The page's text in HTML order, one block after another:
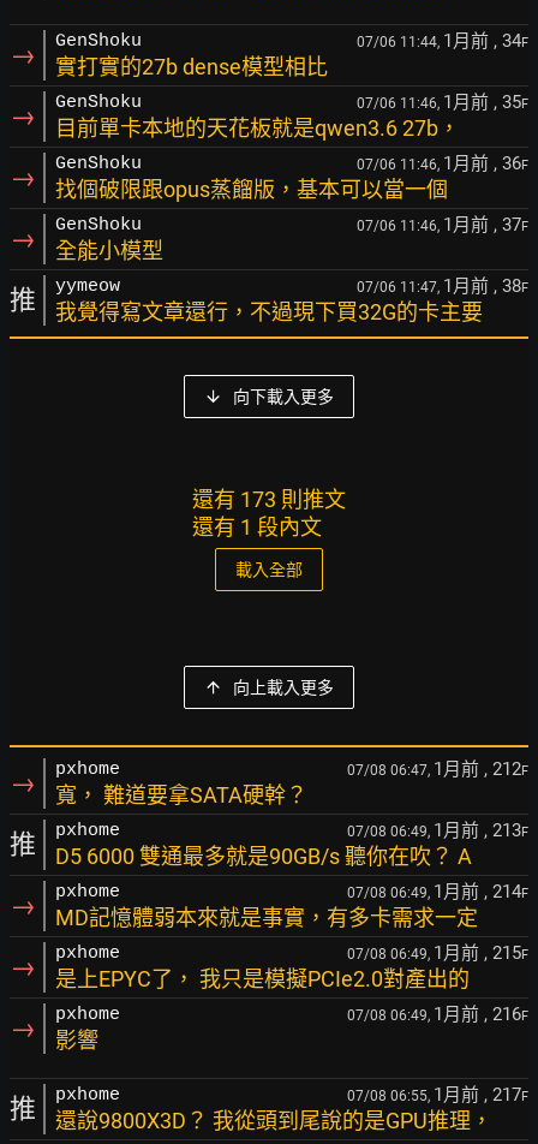
→ GenShoku 07/06 11:44, 1月前 , 34F
實打實的27b dense模型相比
→ GenShoku 07/06 11:46, 1月前 , 35F
目前單卡本地的天花板就是qwen3.6 27b，
→ GenShoku 07/06 11:46, 1月前 , 36F
找個破限跟opus蒸餾版，基本可以當一個
→ GenShoku 07/06 11:46, 1月前 , 37F
全能小模型
推 yymeow 07/06 11:47, 1月前 , 38F
我覺得寫文章還行，不過現下買32G的卡主要
向下載入更多
還有 173 則推文
還有 1 段內文
載入全部
向上載入更多
→ pxhome 07/08 06:47, 1月前 , 212F
寬， 難道要拿SATA硬幹？
推 pxhome 07/08 06:49, 1月前 , 213F
D5 6000 雙通最多就是90GB/s 聽你在吹？ A
→ pxhome 07/08 06:49, 1月前 , 214F
MD記憶體弱本來就是事實，有多卡需求一定
→ pxhome 07/08 06:49, 1月前 , 215F
是上EPYC了， 我只是模擬PCIe2.0對產出的
→ pxhome 07/08 06:49, 1月前 , 216F
影響
推 pxhome 07/08 06:55, 1月前 , 217F
還說9800X3D？ 我從頭到尾說的是GPU推理，